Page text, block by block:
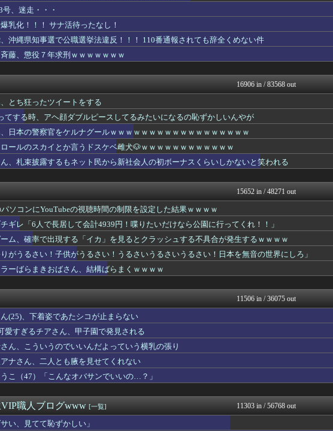
温泉が吹き出す
機と言えば？
GUNDAM.LOG｜ガン...
収録『No.101 S・...
でのレイプ認知件数爆増
凹凸ちゃんねる 発達障害・...
シナリオの顔アップ演出とか追加してください
うまぴょいチャンネル -ウ...
んみたい♪ ←「これぞ恋愛強者スペ一族…」
ウマ娘まとめ速報うまろぐ
？
ああ言えばForYou
のちの党」に改名🔥WWWWWWWWWWW
アルファルファモザイク＠ネ...
ートな上原歩夢ちゃんのフィギュアが制作決定！【...
汗がガチでエグいって・・・
乃木通 乃木坂46櫻坂46...
るの問題
2ch東方スレ観測所
人を治療せず放置したらどうなるか見たろ！」...
哲学ニュースnwk
ないアーティファクトの数がまた増えた…
ミニゴブ速報 ～グラブルま...
仕事がつまらなくなった」
投資ちゃんねる
ても問題ないのでは？
ゲーム実況者速報＠YouT...
（日本語訳）
それからの出来事() アイ...
乳ノーブラおっぱい！スリット内腿
アイドル・女子アナ★吟じま...
すぎちゃうか？
岸孝之が通算１７３勝目 桑田真澄らに並ぶ勝利...
なんじぇいスタジアム＠なん...
盟」とも戦うらしいけど
ヒーローNEWS
っかい人形を二人でなんとかとってやろうと悪戦...
ほんわかMkⅡ
、あざといウィンクでお前らの心を鷲掴みｗｗｗｗ...
キニ速
「……白石」
きかず家で食事もしない旦那。もうすぐ誕生日だ...
渡る世間はキチばかり - ...
、妊娠したので生まれる前に籍を入れたいと言われ...
かぞくちゃんねる
減税「天下の愚策だ」と批判
みそパンNEWS
ミートボール【ポーランドボール】
これマジ！？
どうでもいいことで割り込んでくる職場の年配女性...
修羅場まとめ速報
痛の彼女を胸に眠らせたまま犬の散歩を断った1...
私が悪いの？【海外の反応】
バス専用車線を走行し罰金」→「たいしたことない...
POP、この5曲」
リンク飲んでるアピールするんや
カンダタ速報
代の制服を着てしまうｗｗｗｗｗｗｗｗｗｗｗｗｗ...
まとめたニュース
た...... 」
あやめ速報-SSまとめ-
逆転！代打・ダルベックが逆転2点タイムリー...
号、迷走・・・
乳化！！！ サナ活待ったなし！
、沖縄県知事選で公職選挙法違反！！！ 110番通報されても辞全くめない件
斉藤、懲役７年求刑ｗｗｗｗｗｗｗ
16906 in / 83568 out
、とち狂ったツイートをする
てする時、アヘ顔ダブルピースしてるみたいになるの恥ずかしいんやが
、日本の警察官をケルナグールｗｗｗｗｗｗｗｗｗｗｗｗｗｗｗｗｗｗ
ロールのスカイとか言うドスケベ雌犬🐶ｗｗｗｗｗｗｗｗｗｗｗｗ
ん、札束披露するもネット民から新社会人の初ボーナスくらいしかないと笑われる
15652 in / 48271 out
パソコンにYouTubeの視聴時間の制限を設定した結果ｗｗｗｗ
チギレ「6人で長居して会計4939円！喋りたいだけなら公園に行ってくれ！！」
ーム、確率で出現する「イカ」を見るとクラッシュする不具合が発生するｗｗｗｗ
りがうるさい！子供がうるさい！うるさいうるさいうるさい！日本を無音の世界にしろ」
ラーばらまきおばさん、結構ばらまくｗｗｗｗ
11506 in / 36075 out
ん(25)、下着姿であたシコが止まらない
愛すぎるチアさん、甲子園で発見される
ん、こういうのでいいんだよっていう横乳の張り
アナさん、二人とも腋を見せてくれない
うこ（47）「こんなオバサンでいいの…？」
職人ブログwww [一覧] 11303 in / 56768 out
い、見てて恥ずかしい」